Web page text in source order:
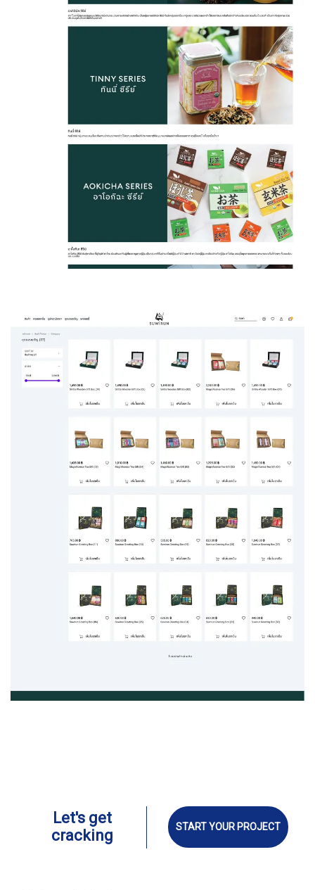
Let's get
cracking
START YOUR PROJECT